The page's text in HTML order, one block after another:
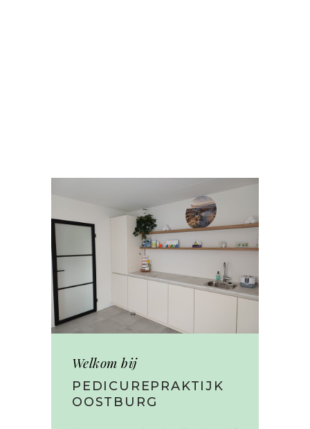
Welkom bij
PEDICUREPRAKTIJK
OOSTBURG